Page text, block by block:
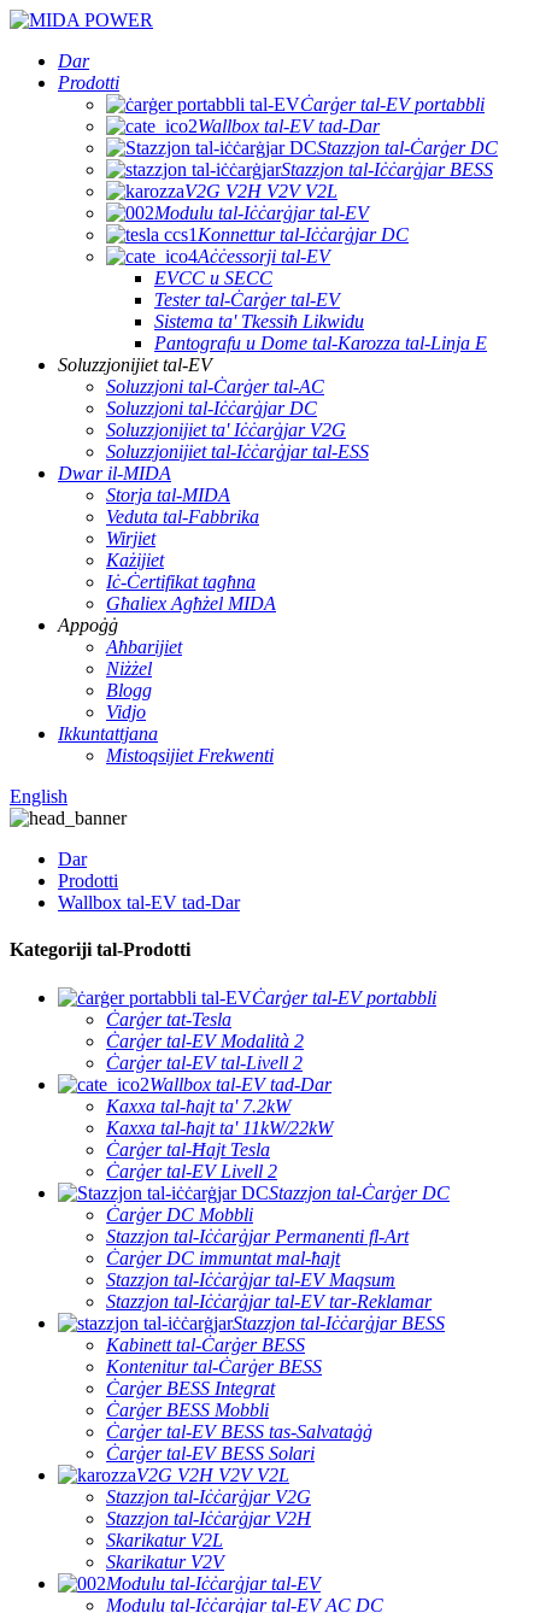
Dar
Prodotti
Ċarġer tal-EV portabbli
Wallbox tal-EV tad-Dar
Stazzjon tal-Ċarġer DC
Stazzjon tal-Iċċarġjar BESS
V2G V2H V2V V2L
Modulu tal-Iċċarġjar tal-EV
Konnettur tal-Iċċarġjar DC
Aċċessorji tal-EV
EVCC u SECC
Tester tal-Ċarġer tal-EV
Sistema ta' Tkessiħ Likwidu
Pantografu u Dome tal-Karozza tal-Linja E
Soluzzjonijiet tal-EV
Soluzzjoni tal-Ċarġer tal-AC
Soluzzjoni tal-Iċċarġjar DC
Soluzzjonijiet ta' Iċċarġjar V2G
Soluzzjonijiet tal-Iċċarġjar tal-ESS
Dwar il-MIDA
Storja tal-MIDA
Veduta tal-Fabbrika
Wirjiet
Każijiet
Iċ-Ċertifikat tagħna
Għaliex Agħżel MIDA
Appoġġ
Aħbarijiet
Niżżel
Blogg
Vidjo
Ikkuntattjana
Mistoqsijiet Frekwenti
English
Dar
Prodotti
Wallbox tal-EV tad-Dar
Kategoriji tal-Prodotti
Ċarġer tal-EV portabbli
Ċarġer tat-Tesla
Ċarġer tal-EV Modalità 2
Ċarġer tal-EV tal-Livell 2
Wallbox tal-EV tad-Dar
Kaxxa tal-ħajt ta' 7.2kW
Kaxxa tal-ħajt ta' 11kW/22kW
Ċarġer tal-Ħajt Tesla
Ċarġer tal-EV Livell 2
Stazzjon tal-Ċarġer DC
Ċarġer DC Mobbli
Stazzjon tal-Iċċarġjar Permanenti fl-Art
Ċarġer DC immuntat mal-ħajt
Stazzjon tal-Iċċarġjar tal-EV Maqsum
Stazzjon tal-Iċċarġjar tal-EV tar-Reklamar
Stazzjon tal-Iċċarġjar BESS
Kabinett tal-Ċarġer BESS
Kontenitur tal-Ċarġer BESS
Ċarġer BESS Integrat
Ċarġer BESS Mobbli
Ċarġer tal-EV BESS tas-Salvataġġ
Ċarġer tal-EV BESS Solari
V2G V2H V2V V2L
Stazzjon tal-Iċċarġjar V2G
Stazzjon tal-Iċċarġjar V2H
Skarikatur V2L
Skarikatur V2V
Modulu tal-Iċċarġjar tal-EV
Modulu tal-Iċċarġjar tal-EV AC DC